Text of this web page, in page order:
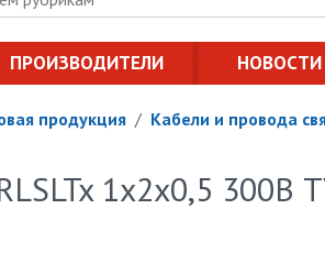
ПРОИЗВОДИТЕЛИ НОВОСТИ
продукция / Кабели и провода
1х2х0,5 300В